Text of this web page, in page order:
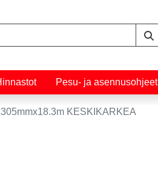
Pesu- ja asennusohjeet
KESKIKARKEA